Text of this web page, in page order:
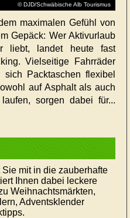
© DJD/Schwäbische Alb Tourismus
maximalen Gefühl von
Gepäck: Wer Aktivurlaub
liebt, landet heute fast
Vielseitige Fahrräder
Packtaschen flexibel
auf Asphalt als auch
sorgen dabei für...
mit in die zauberhafte
Ihnen dabei leckere
Weihnachtsmärkten,
Adventsklender